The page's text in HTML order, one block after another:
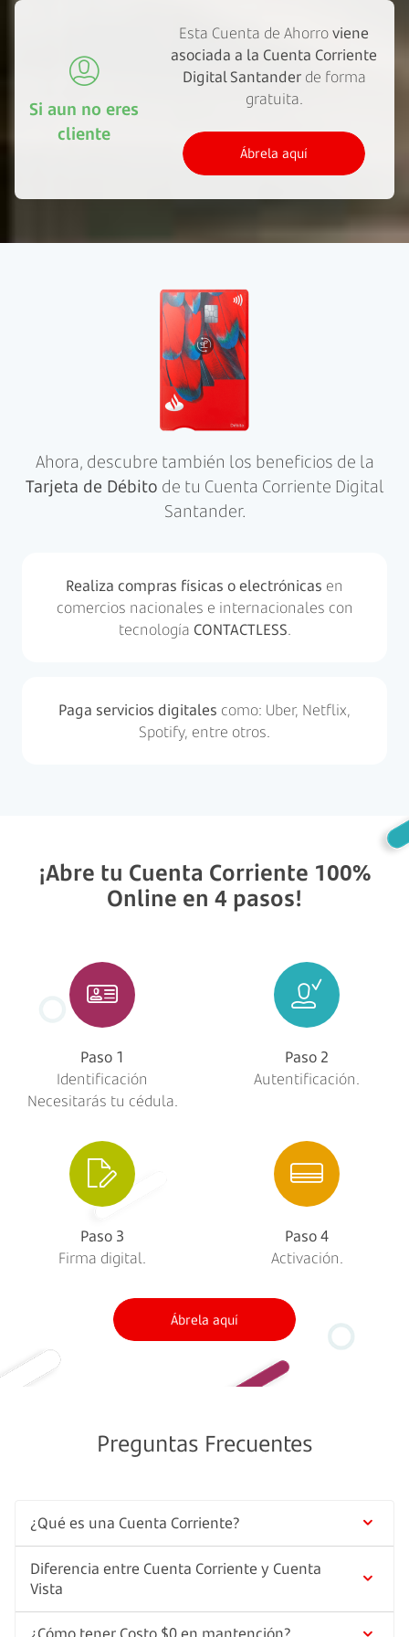
Si aun no eres
cliente
Esta Cuenta de Ahorroviene
asociada a la Cuenta Corriente
Digital Santanderde forma
gratuita.
Ábrela aquí
Ahora, descubre también los beneficios de la
Tarjeta de Débito de tu Cuenta Corriente Digital
Santander.
Realiza compras físicas o electrónicas en
comercios nacionales e internacionales con
tecnología CONTACTLESS.
Paga servicios digitales como: Uber, Netflix,
Spotify, entre otros.
¡Abre tu Cuenta Corriente 100%
Online en 4 pasos!
Paso 1
Identificación
Necesitarás tu cédula.
Paso 2
Autentificación.
Paso 3
Firma digital.
Paso 4
Activación.
Ábrela aquí
Preguntas Frecuentes
¿Qué es una Cuenta Corriente?
Una Cuenta Corriente es un contrato de confianza
en donde el banco está obligado a cumplir las
órdenes de pago del cliente hasta las cantidades de
Diferencia entre Cuenta Corriente y Cuenta
Vista